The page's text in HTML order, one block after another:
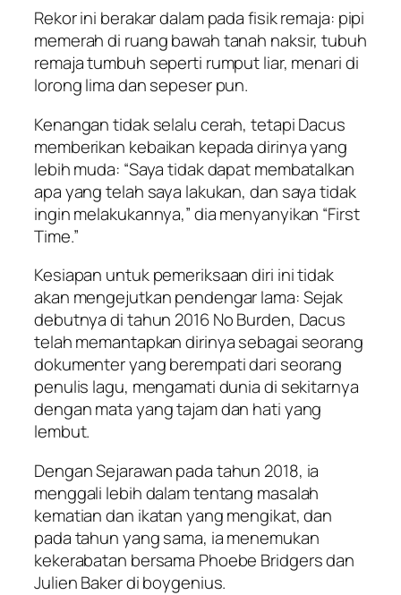
Rekor ini berakar dalam pada fisik remaja: pipi
memerah di ruang bawah tanah naksir, tubuh
remaja tumbuh seperti rumput liar, menari di
lorong lima dan sepeser pun.
Kenangan tidak selalu cerah, tetapi Dacus
memberikan kebaikan kepada dirinya yang
lebih muda: “Saya tidak dapat membatalkan
apa yang telah saya lakukan, dan saya tidak
ingin melakukannya,” dia menyanyikan “First
Time.”
Kesiapan untuk pemeriksaan diri ini tidak
akan mengejutkan pendengar lama: Sejak
debutnya di tahun 2016 No Burden, Dacus
telah memantapkan dirinya sebagai seorang
dokumenter yang berempati dari seorang
penulis lagu, mengamati dunia di sekitarnya
dengan mata yang tajam dan hati yang
lembut.
Dengan Sejarawan pada tahun 2018, ia
menggali lebih dalam tentang masalah
kematian dan ikatan yang mengikat, dan
pada tahun yang sama, ia menemukan
kekerabatan bersama Phoebe Bridgers dan
Julien Baker di boygenius.